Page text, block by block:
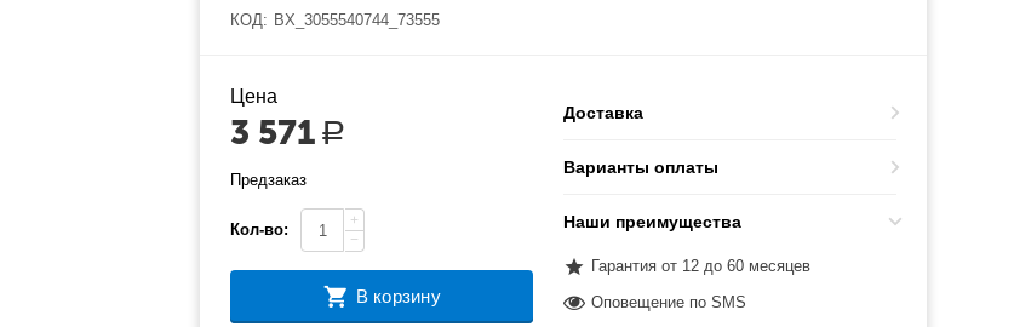
КОД: BX_3055540744_73555
Цена
3 571 Р
Предзаказ
Кол-во:
+
−
В корзину
Доставка
Варианты оплаты
Наши преимущества
Гарантия от 12 до 60 месяцев
Оповещение по SMS